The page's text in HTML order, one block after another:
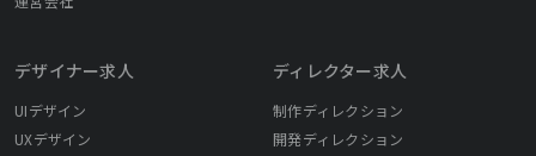
デザイナー求人
UIデザイン
UXデザイン
ディレクター求人
制作ディレクション
開発ディレクション